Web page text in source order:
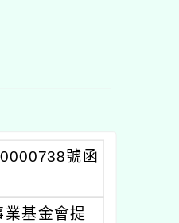
號函
基金會提